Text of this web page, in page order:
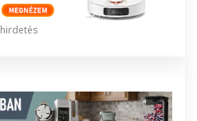
hirdetés